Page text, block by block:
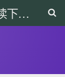
※书海※成系列电子书阅读下载网